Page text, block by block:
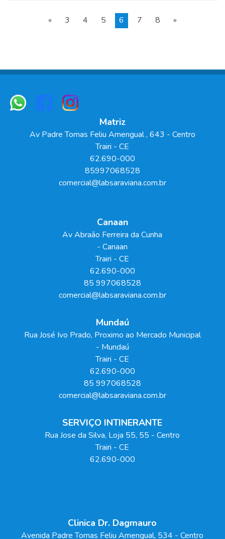
« 3 4 5 6 7 8 »
Matriz
Av Padre Tomas Feliu Amengual, 643 - Centro
Trairi -CE
62.690-000
85997068528
comercial@labsaraviana.com.br
Canaan
Av Abraão Ferreira da Cunha
- Canaan
Trairi -CE
62.690-000
85 997068528
comercial@labsaraviana.com.br
Mundaú
Rua José Ivo Prado, Proximo ao Mercado Municipal
- Mundaú
Trairi -CE
62.690-000
85 997068528
comercial@labsaraviana.com.br
SERVIÇO INTINERANTE
Rua Jose da Silva, Loja 55, 55 - Centro
Trairi -CE
62.690-000
Clinica Dr. Dagmauro
Avenida Padre Tomas Feliu Amengual, 534 - Centro